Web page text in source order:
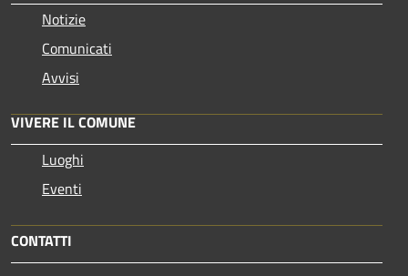
Notizie
Comunicati
Avvisi
VIVERE IL COMUNE
Luoghi
Eventi
CONTATTI